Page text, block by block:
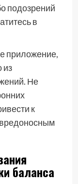
подозрений
в
приложение,
из
Не
к
баланса